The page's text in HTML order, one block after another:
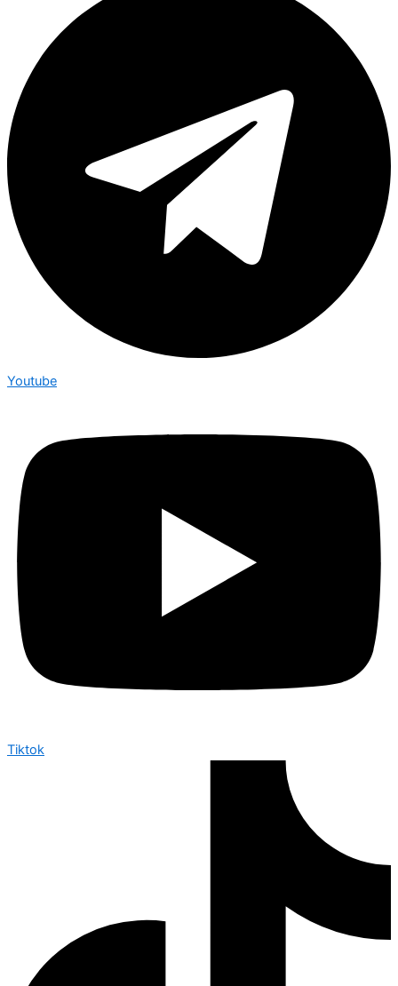
Youtube
Tiktok